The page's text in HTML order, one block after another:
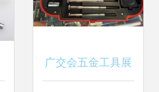
广交会五金工具展